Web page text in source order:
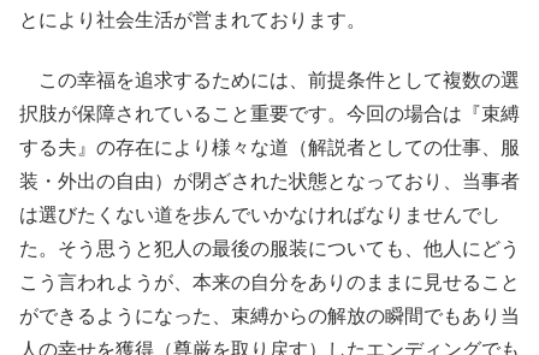
とにより社会生活が営まれております。
この幸福を追求するためには、前提条件として複数の選
択肢が保障されていること重要です。今回の場合は『束縛
する夫』の存在により様々な道（解説者としての仕事、服
装・外出の自由）が閉ざされた状態となっており、当事者
は選びたくない道を歩んでいかなければなりませんでし
た。そう思うと犯人の最後の服装についても、他人にどう
こう言われようが、本来の自分をありのままに見せること
ができるようになった、束縛からの解放の瞬間でもあり当
人の幸せを獲得（尊厳を取り戻す）したエンディングでも